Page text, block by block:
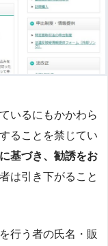
いるにもかかわら
ることを禁じてい
に基づき、勧誘をお
は引き下がること
行う者の氏名・販